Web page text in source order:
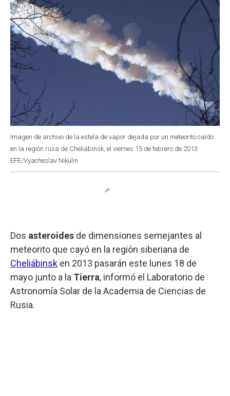
Imagen de archivo de la estela de vapor dejada por un meteorito caído
en la región rusa de Cheliábinsk, el viernes 15 de febrero de 2013
EFE/Vyacheslav Nikulin
Dos asteroides de dimensiones semejantes al
meteorito que cayó en la región siberiana de
Cheliábinsk en 2013 pasarán este lunes 18 de
mayo junto a la Tierra, informó el Laboratorio de
Astronomía Solar de la Academia de Ciencias de
Rusia.